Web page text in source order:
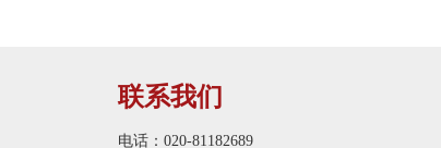
联系我们
电话：020-81182689